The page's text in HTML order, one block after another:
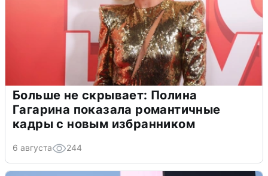
Больше не скрывает: Полина
Гагарина показала романтичные
кадры с новым избранником
6 августа 244